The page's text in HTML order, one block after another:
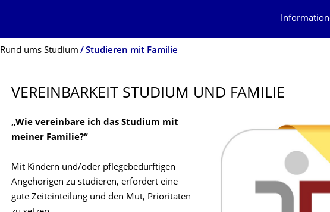
Rund ums Studium Studieren mit Familie
VEREINBARKEIT STUDIUM UND FAMILIE
„Wie vereinbare ich das Studium mit
meiner Familie?“
Mit Kindern und/oder pflegebedürftigen
Angehörigen zu studieren, erfordert eine
gute Zeiteinteilung und den Mut, Prioritäten